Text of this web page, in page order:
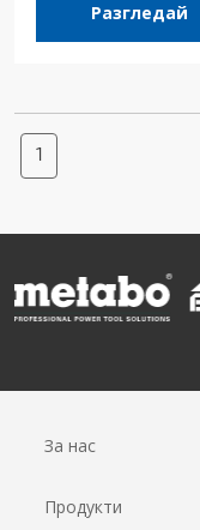
Разгледай
1
За нас
Продукти